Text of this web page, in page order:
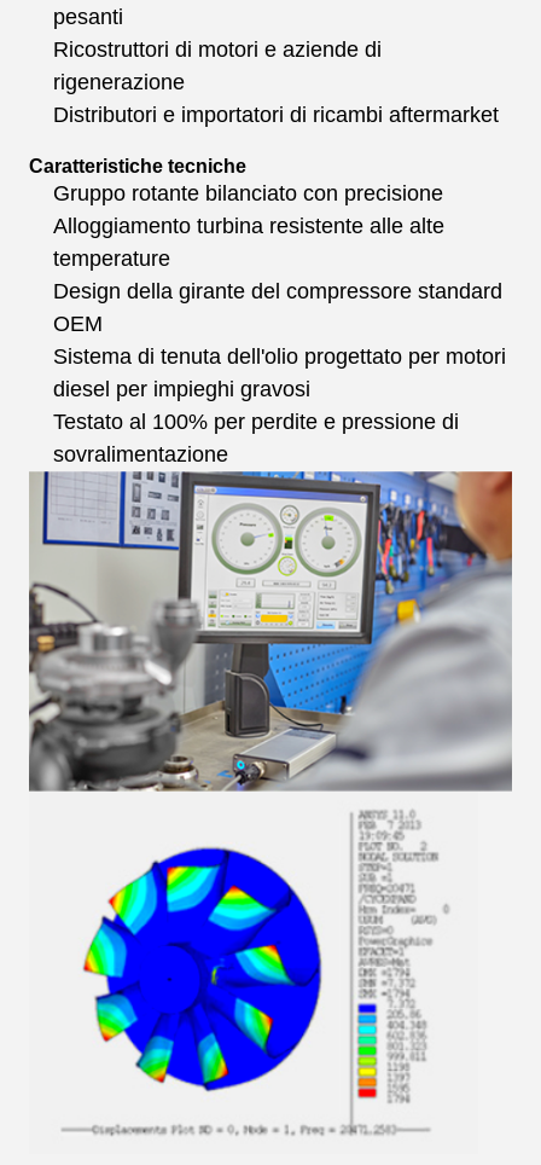
pesanti
Ricostruttori di motori e aziende di
rigenerazione
Distributori e importatori di ricambi aftermarket
Caratteristiche tecniche
Gruppo rotante bilanciato con precisione
Alloggiamento turbina resistente alle alte
temperature
Design della girante del compressore standard
OEM
Sistema di tenuta dell'olio progettato per motori
diesel per impieghi gravosi
Testato al 100% per perdite e pressione di
sovralimentazione